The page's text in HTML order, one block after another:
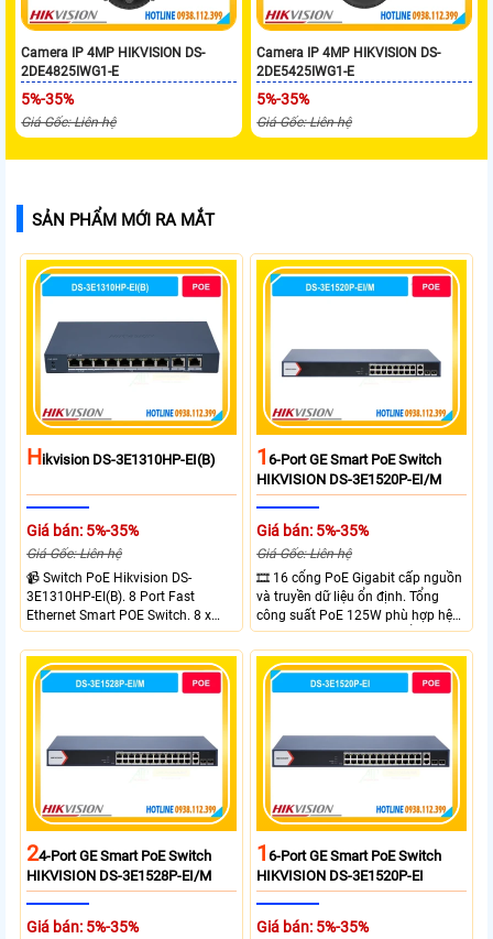
Camera IP 4MP HIKVISION DS-
2DE4825IWG1-E
5%-35%
Giá Gốc: Liên hệ
Camera IP 4MP HIKVISION DS-
2DE5425IWG1-E
5%-35%
Giá Gốc: Liên hệ
SẢN PHẨM MỚI RA MẮT
HIkvision DS-3E1310HP-EI(B)
Giá bán: 5%-35%
Giá Gốc: Liên hệ
📹 Switch PoE Hikvision DS-
3E1310HP-EI(B). 8 Port Fast
Ethernet Smart POE Switch. 8 x
10/100M PoE Ports, 2 x Gigabit
Uplink Ports.
16-Port GE Smart PoE Switch
HIKVISION DS-3E1520P-EI/M
Giá bán: 5%-35%
Giá Gốc: Liên hệ
🎞 16 cổng PoE Gigabit cấp nguồn
và truyền dữ liệu ổn định. Tổng
công suất PoE 125W phù hợp hệ
thống camera IP vừa. 2 cổng RJ45
Gigabit và 2 cổng quang SFP mở
rộng linh hoạt. Hỗ trợ truyền PoE
xa tối đa lên đến 300 mét.
24-Port GE Smart PoE Switch
HIKVISION DS-3E1528P-EI/M
Giá bán: 5%-35%
16-Port GE Smart PoE Switch
HIKVISION DS-3E1520P-EI
Giá bán: 5%-35%